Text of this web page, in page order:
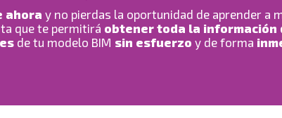
ahora y no pierdas la oportunidad de aprender a
que te permitirá obtener toda la información
de tu modelo BIM sin esfuerzo y de forma